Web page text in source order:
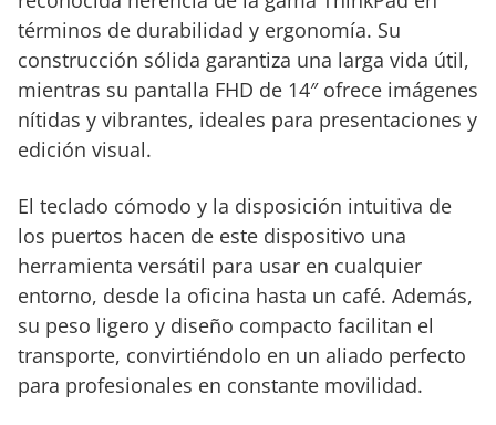
términos de durabilidad y ergonomía. Su
construcción sólida garantiza una larga vida útil,
mientras su pantalla FHD de 14″ ofrece imágenes
nítidas y vibrantes, ideales para presentaciones y
edición visual.
El teclado cómodo y la disposición intuitiva de
los puertos hacen de este dispositivo una
herramienta versátil para usar en cualquier
entorno, desde la oficina hasta un café. Además,
su peso ligero y diseño compacto facilitan el
transporte, convirtiéndolo en un aliado perfecto
para profesionales en constante movilidad.